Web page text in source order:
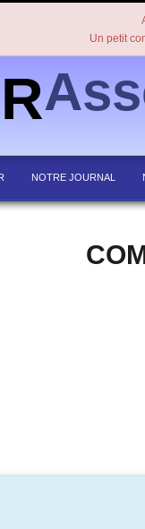
Un petit
NOTRE JOURNAL